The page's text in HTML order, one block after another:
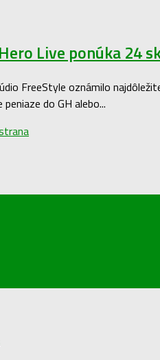
Live ponúka 24
FreeStyle oznámilo
do GH alebo...